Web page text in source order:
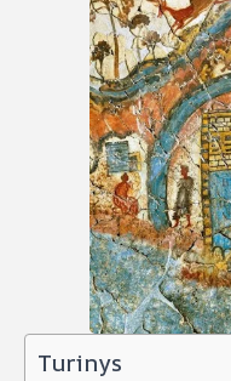
Turinys